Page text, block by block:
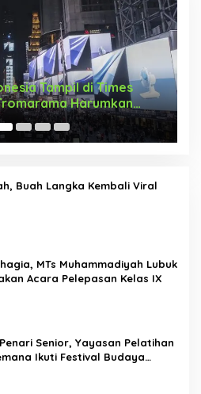
Tampil di Times
Harumkan
Buah Langka Kembali Viral
MTs Muhammadiyah Lubuk
Acara Pelepasan Kelas IX
Senior, Yayasan Pelatihan
Ikuti Festival Budaya